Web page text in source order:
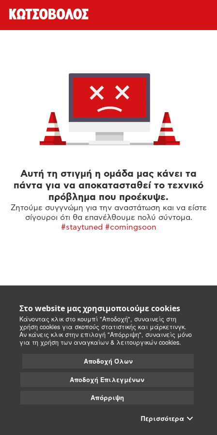
Στο website μας χρησιμοποιούμε cookies
Κάνοντας κλικ στο κουμπί "Αποδοχή", συναινείς στη
χρήση cookies για σκοπούς στατιστικής και μάρκετινγκ.
Αν κάνεις κλικ στην επιλογή "Απόρριψη", συναινείς μόνο
για τη χρήση των αναγκαίων & λειτουργικών cookies.
Αποδοχή Όλων
Αποδοχή Επιλεγμένων
Απόρριψη
Περισσότερα
Αυτή τη στιγμή η ομάδα μας κάνει τα
πάντα για να αποκατασταθεί το τεχνικό
πρόβλημα που προέκυψε.
Ζητούμε συγγνώμη για την αναστάτωση και να είστε
σίγουροι ότι θα επανέλθουμε πολύ σύντομα.
#staytuned #comingsoon